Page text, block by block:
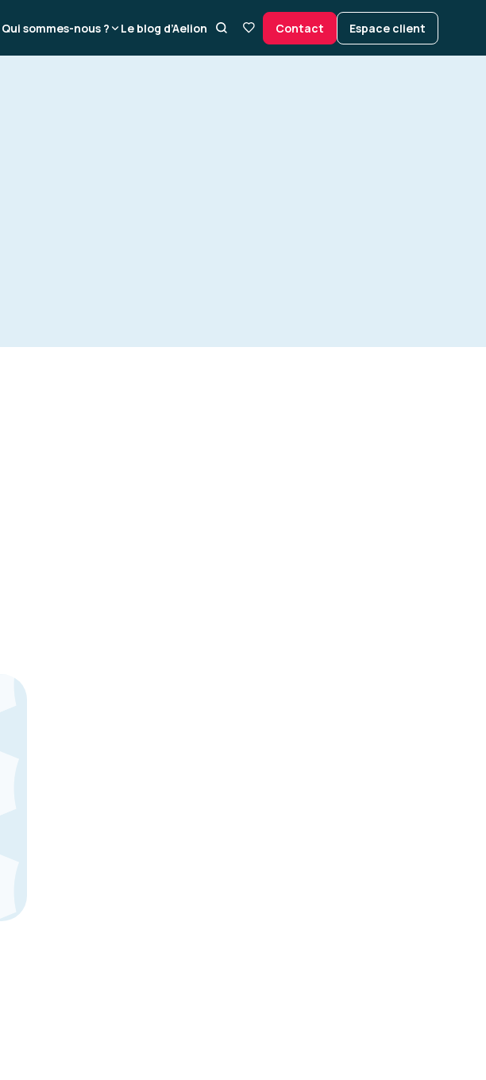
Qui sommes-nous ? Le blog d’Aelion Contact Espace client